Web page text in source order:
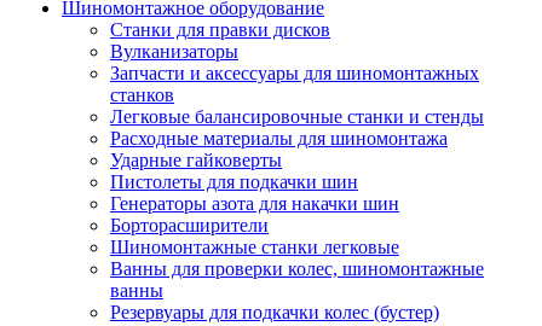
Шиномонтажное оборудование
Станки для правки дисков
Вулканизаторы
Запчасти и аксессуары для шиномонтажных
станков
Легковые балансировочные станки и стенды
Расходные материалы для шиномонтажа
Ударные гайковерты
Пистолеты для подкачки шин
Генераторы азота для накачки шин
Борторасширители
Шиномонтажные станки легковые
Ванны для проверки колес, шиномонтажные
ванны
Резервуары для подкачки колес (бустер)